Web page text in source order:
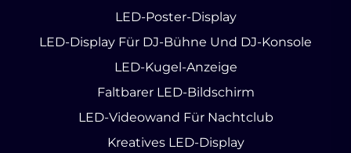
LED-Poster-Display
LED-Display Für DJ-Bühne Und DJ-Konsole
LED-Kugel-Anzeige
Faltbarer LED-Bildschirm
LED-Videowand Für Nachtclub
Kreatives LED-Display